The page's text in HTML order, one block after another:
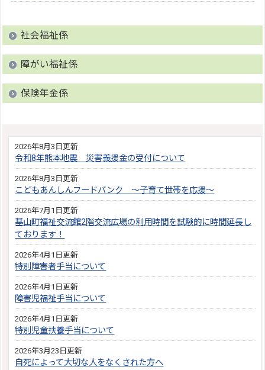
社会福祉係
障がい福祉係
保険年金係
2026年8月3日更新
令和8年熊本地震 災害義援金の受付について
2026年8月3日更新
こどもあんしんフードバンク ～子育て世帯を応援～
2026年7月1日更新
基山町福祉交流館2階交流広場の利用時間を試験的に時間延長し
ております！
2026年4月1日更新
特別障害者手当について
2026年4月1日更新
障害児福祉手当について
2026年4月1日更新
特別児童扶養手当について
2026年3月23日更新
自死によって大切な人をなくされた方へ